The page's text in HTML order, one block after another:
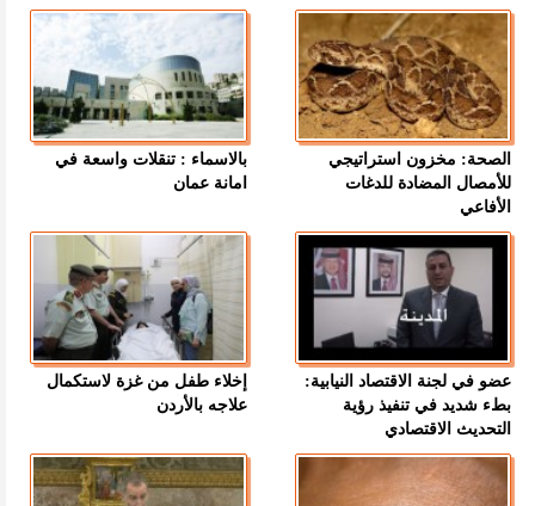
الصحة: مخزون استراتيجي
للأمصال المضادة للدغات
الأفاعي
بالاسماء : تنقلات واسعة في
امانة عمان
عضو في لجنة الاقتصاد النيابية:
بطء شديد في تنفيذ رؤية
التحديث الاقتصادي
إخلاء طفل من غزة لاستكمال
علاجه بالأردن